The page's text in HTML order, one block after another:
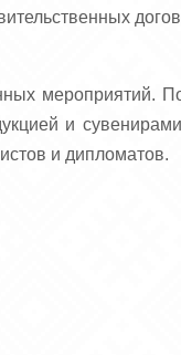
мероприятий.
и
и дипломатов.